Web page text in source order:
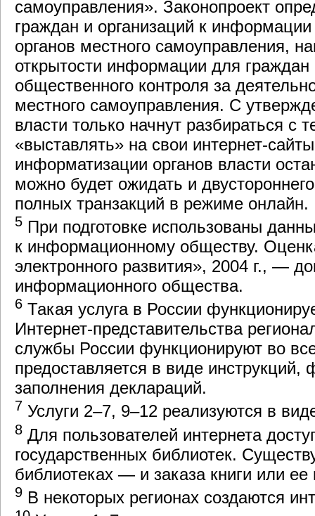
самоуправления». Законопроект
граждан и организаций к
органов местного самоуправления,
открытости информации для
общественного контроля за
местного самоуправления. С
власти только начнут разбираться
«выставлять» на свои интернет-
информатизации органов власти
можно будет ожидать и
полных транзакций в режиме онлайн.
5 При подготовке использованы
к информационному обществу.
электронного развития», 2004 г., —
информационного общества.
6 Такая услуга в России
Интернет-представительства
службы России функционируют во
предоставляется в виде
заполнения деклараций.
7 Услуги 2–7, 9–12 реализуются в
8 Для пользователей интернета
государственных библиотек.
библиотеках — и заказа книги или ее
9 В некоторых регионах создаются